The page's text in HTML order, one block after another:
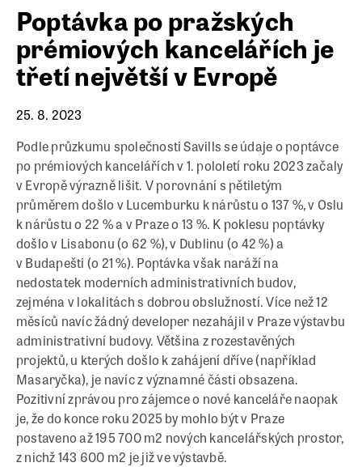
Poptávka po pražských
prémiových kancelářích je
třetí největší v Evropě
25. 8. 2023
Podle průzkumu společnosti Savills se údaje o poptávce
po prémiových kancelářích v 1. pololetí roku 2023 začaly
v Evropě výrazně lišit. V porovnání s pětiletým
průměrem došlo v Lucemburku k nárůstu o 137 %, v Oslu
k nárůstu o 22 % a v Praze o 13 %. K poklesu poptávky
došlo v Lisabonu (o 62 %), v Dublinu (o 42 %) a
v Budapešti (o 21 %). Poptávka však naráží na
nedostatek moderních administrativních budov,
zejména v lokalitách s dobrou obslužností. Více než 12
měsíců navíc žádný developer nezahájil v Praze výstavbu
administrativní budovy. Většina z rozestavěných
projektů, u kterých došlo k zahájení dříve (například
Masaryčka), je navíc z významné části obsazena.
Pozitivní zprávou pro zájemce o nové kanceláře naopak
je, že do konce roku 2025 by mohlo být v Praze
postaveno až 195 700 m2 nových kancelářských prostor,
z nichž 143 600 m2 je již ve výstavbě.